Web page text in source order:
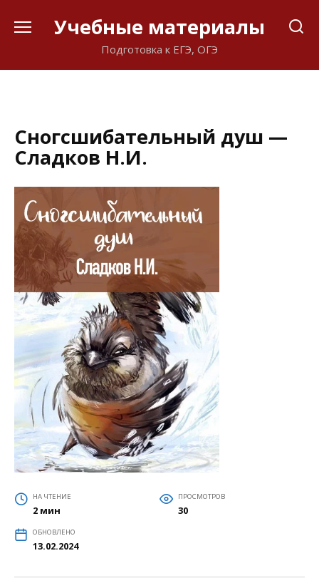
Учебные материалы
Подготовка к ЕГЭ, ОГЭ
Сногсшибательный душ —
Сладков Н.И.
НА ЧТЕНИЕ
2 мин
ПРОСМОТРОВ
30
ОБНОВЛЕНО
13.02.2024